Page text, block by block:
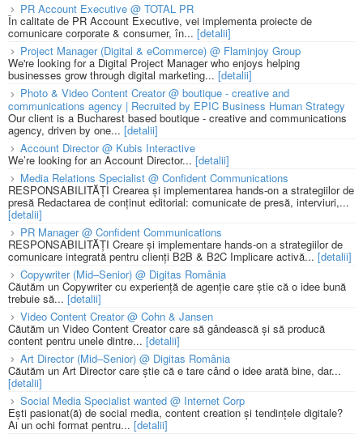
PR Account Executive @ TOTAL PR
În calitate de PR Account Executive, vei implementa proiecte de
comunicare corporate & consumer, în... [detalii]
Project Manager (Digital & eCommerce) @ Flaminjoy Group
We're looking for a Digital Project Manager who enjoys helping
businesses grow through digital marketing... [detalii]
Photo & Video Content Creator @ boutique - creative and
communications agency | Recruited by EPIC Business Human Strategy
Our client is a Bucharest based boutique - creative and communications
agency, driven by one... [detalii]
Account Director @ Kubis Interactive
We’re looking for an Account Director... [detalii]
Media Relations Specialist @ Confident Communications
RESPONSABILITĂȚI Crearea și implementarea hands-on a strategiilor de
presă Redactarea de conținut editorial: comunicate de presă, interviuri,...
[detalii]
PR Manager @ Confident Communications
RESPONSABILITĂȚI Creare și implementare hands-on a strategiilor de
comunicare integrată pentru clienți B2B & B2C Implicare activă... [detalii]
Copywriter (Mid–Senior) @ Digitas România
Căutăm un Copywriter cu experiență de agenție care știe că o idee bună
trebuie să... [detalii]
Video Content Creator @ Cohn & Jansen
Căutăm un Video Content Creator care să gândească și să producă
content pentru unele dintre... [detalii]
Art Director (Mid–Senior) @ Digitas România
Căutăm un Art Director care știe că e tare când o idee arată bine, dar...
[detalii]
Social Media Specialist wanted @ Internet Corp
Ești pasionat(ă) de social media, content creation și tendințele digitale?
Ai un ochi format pentru... [detalii]